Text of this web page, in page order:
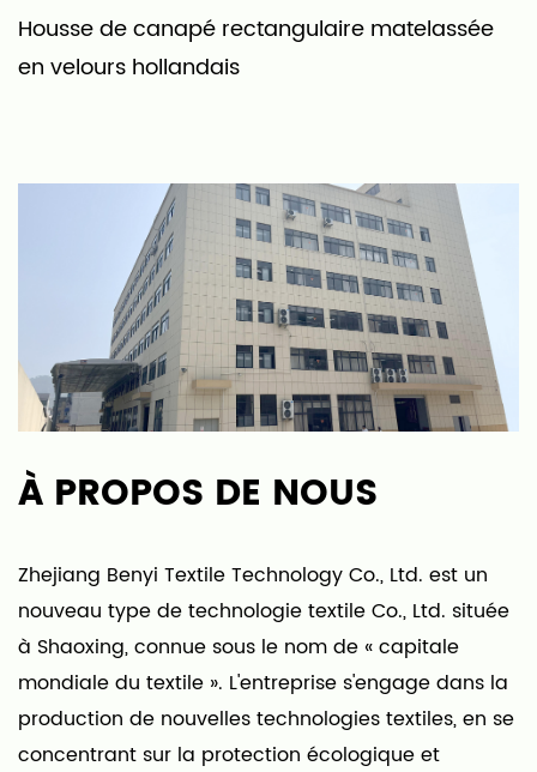
‎Housse de canapé rectangulaire matelassée
en velours hollandais
À PROPOS DE NOUS
Zhejiang Benyi Textile Technology Co., Ltd. est un
nouveau type de technologie textile Co., Ltd. située
à Shaoxing, connue sous le nom de « capitale
mondiale du textile ». L'entreprise s'engage dans la
production de nouvelles technologies textiles, en se
concentrant sur la protection écologique et